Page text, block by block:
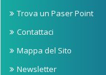
Trova un Paser Point
Contattaci
Mappa del Sito
Newsletter